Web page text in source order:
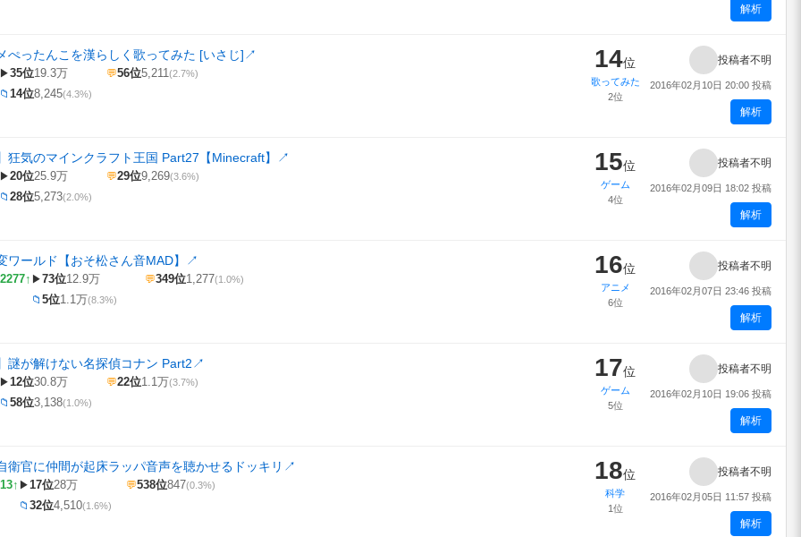
解析
ぺったんこを漢らしく歌ってみた [いさじ]↗
▶35位19.3万 💬56位5,211(2.7%)
📁 14位8,245(4.3%)
14位
歌ってみた
2位
投稿者不明
2016年02月10日 20:00 投稿
解析
狂気のマインクラフト王国 Part27【Minecraft】 ↗
▶20位25.9万 💬29位9,269(3.6%)
📁 28位5,273(2.0%)
15位
ゲーム
4位
投稿者不明
2016年02月09日 18:02 投稿
解析
ワールド【おそ松さん音MAD】 ↗
▶73位12.9万 💬349位1,277(1.0%)
📁 5位1.1万(8.3%)
16位
アニメ
6位
投稿者不明
2016年02月07日 23:46 投稿
解析
謎が解けない名探偵コナン Part2↗
▶12位30.8万 💬22位1.1万(3.7%)
📁 58位3,138(1.0%)
17位
ゲーム
5位
投稿者不明
2016年02月10日 19:06 投稿
解析
衛官に仲間が起床ラッパ音声を聴かせるドッキリ ↗
▶17位28万 💬538位847(0.3%)
📁 32位4,510(1.6%)
18位
科学
1位
投稿者不明
2016年02月05日 11:57 投稿
解析